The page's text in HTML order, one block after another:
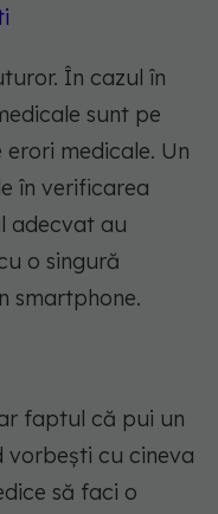
În cazul în
sunt pe
medicale. Un
în verificarea
adecvat au
o singură
smartphone.
faptul că pui un
vorbești cu cineva
să faci o